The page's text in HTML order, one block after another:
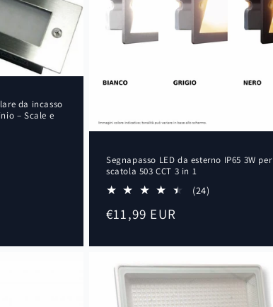
da incasso
– Scale e
Segnapasso LED da esterno IP65 3W per
scatola 503 CCT 3 in 1
(24)
Prezzo
listino
€11,99 EUR